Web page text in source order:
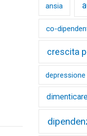
ansia
co-
crescita
depressione